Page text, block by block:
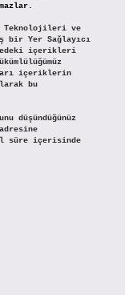
Teknolojileri ve
bir Yer Sağlayıcı
içerikleri
içeriklerin
bu
düşündüğünüz
süre içerisinde